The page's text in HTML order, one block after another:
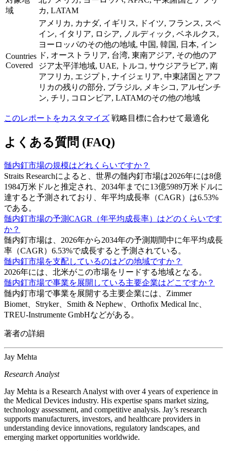
域
カ, LATAM
Countries
Covered
アメリカ, カナダ, イギリス, ドイツ, フランス, スペ
イン, イタリア, ロシア, ノルディック, ベネルクス,
ヨーロッパのその他の地域, 中国, 韓国, 日本, イン
ド, オーストラリア, 台湾, 東南アジア, その他のア
ジア太平洋地域, UAE, トルコ, サウジアラビア, 南
アフリカ, エジプト, ナイジェリア, 中東諸国とアフ
リカの残りの部分, ブラジル, メキシコ, アルゼンチ
ン, チリ, コロンビア, LATAMのその他の地域
このレポートをカスタマイズ 戦略目標に合わせて最適化
よくある質問 (FAQ)
髄内釘市場の規模はどれくらいですか？
Straits Researchによると、世界の髄内釘市場は2026年には8億
1984万米ドルと推定され、2034年までに13億5989万米ドルに
達すると予測されており、年平均成長率（CAGR）は6.53%
である。
髄内釘市場の予測CAGR（年平均成長率）はどのくらいです
か？
髄内釘市場は、2026年から2034年の予測期間中に年平均成長
率（CAGR）6.53%で成長すると予測されている。
髄内釘市場を支配しているのはどの地域ですか？
2026年には、北米がこの市場をリードする地域となる。
髄内釘市場で事業を展開している主要企業はどこですか？
髄内釘市場で事業を展開する主要企業には、Zimmer
Biomet、Stryker、Smith & Nephew、Orthofix Medical Inc、
TREU-Instrumente GmbHなどがある。
著者の詳細
Jay Mehta
Research Analyst
Jay Mehta is a Research Analyst with over 4 years of experience in
the Medical Devices industry. His expertise spans market sizing,
technology assessment, and competitive analysis. Jay’s research
supports manufacturers, investors, and healthcare providers in
understanding device innovations, regulatory landscapes, and
emerging market opportunities worldwide.